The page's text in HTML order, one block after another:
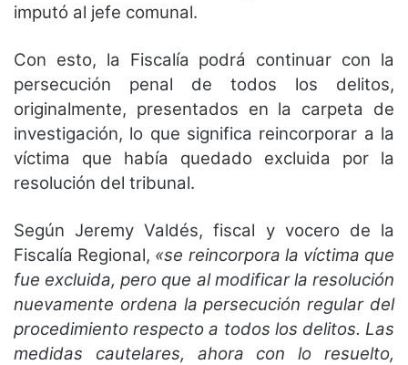
imputó al jefe comunal.
Con esto, la Fiscalía podrá continuar con la
persecución penal de todos los delitos,
originalmente, presentados en la carpeta de
investigación, lo que significa reincorporar a la
víctima que había quedado excluida por la
resolución del tribunal.
Según Jeremy Valdés, fiscal y vocero de la
Fiscalía Regional, «se reincorpora la víctima que
fue excluida, pero que al modificar la resolución
nuevamente ordena la persecución regular del
procedimiento respecto a todos los delitos. Las
medidas cautelares, ahora con lo resuelto,